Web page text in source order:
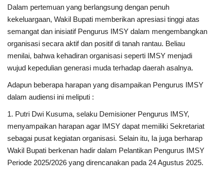
Otomotif
Umum
Gallery
Politik
Sumbar
Kepri
Dalam pertemuan yang berlangsung dengan penuh
kekeluargaan, Wakil Bupati memberikan apresiasi tinggi atas
semangat dan inisiatif Pengurus IMSY dalam mengembangkan
organisasi secara aktif dan positif di tanah rantau. Beliau
menilai, bahwa kehadiran organisasi seperti IMSY menjadi
wujud kepedulian generasi muda terhadap daerah asalnya.
Adapun beberapa harapan yang disampaikan Pengurus IMSY
dalam audiensi ini meliputi :
1. Putri Dwi Kusuma, selaku Demisioner Pengurus IMSY,
menyampaikan harapan agar IMSY dapat memiliki Sekretariat
sebagai pusat kegiatan organisasi. Selain itu, Ia juga berharap
Wakil Bupati berkenan hadir dalam Pelantikan Pengurus IMSY
Periode 2025/2026 yang direncanakan pada 24 Agustus 2025.